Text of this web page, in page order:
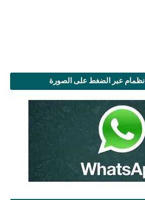
عبر الضغط على الصورة